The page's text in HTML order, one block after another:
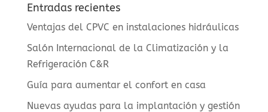
Entradas recientes
Ventajas del CPVC en instalaciones hidráulicas
Salón Internacional de la Climatización y la
Refrigeración C&R
Guía para aumentar el confort en casa
Nuevas ayudas para la implantación y gestión